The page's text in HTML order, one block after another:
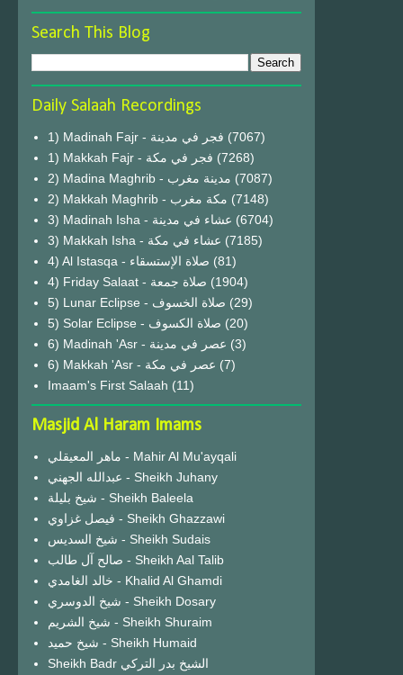
Search This Blog
Daily Salaah Recordings
1) Madinah Fajr - فجر في مدينة (7067)
1) Makkah Fajr - فجر في مكة (7268)
2) Madina Maghrib - مدينة مغرب (7087)
2) Makkah Maghrib - مكة مغرب (7148)
3) Madinah Isha - عشاء في مدينة (6704)
3) Makkah Isha - عشاء في مكة (7185)
4) Al Istasqa - صلاة الإستسقاء (81)
4) Friday Salaat - صلاة جمعة (1904)
5) Lunar Eclipse - صلاة الخسوف (29)
(20)
6) Madinah 'Asr - عصر في مدينة (3)
6) Makkah 'Asr - عصر في مكة (7)
Imaam's First Salaah (11)
Masjid Al Haram Imams
ماهر المعيقلي - Mahir Al Mu'ayqali
عبدالله الجهني - Sheikh Juhany
شيخ بليلة - Sheikh Baleela
فيصل غزاوي - Sheikh Ghazzawi
شيخ السديس - Sheikh Sudais
صالح آل طالب - Sheikh Aal Talib
خالد الغامدي - Khalid Al Ghamdi
شيخ الدوسري - Sheikh Dosary
شيخ الشريم - Sheikh Shuraim
شيخ حميد - Sheikh Humaid
Sheikh Badr الشيخ بدر التركي